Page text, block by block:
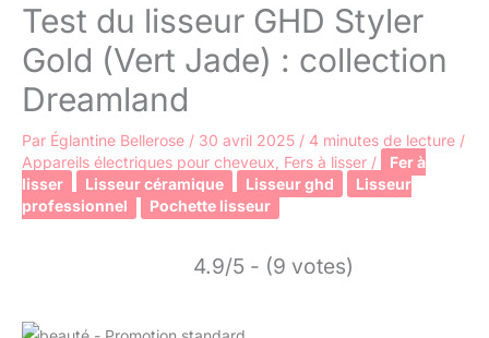
Test du lisseur GHD Styler
Gold (Vert Jade) : collection
Dreamland
Par Églantine Bellerose / 30 avril 2025 / 4 minutes de lecture /
Appareils électriques pour cheveux Fers à lisser /
Fer à
lisser
Lisseur céramique Lisseur ghd
Lisseur
professionnel
Pochette lisseur
4.9/5 - (9 votes)